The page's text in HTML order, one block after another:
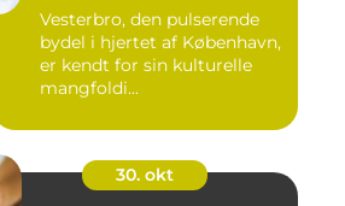
Vesterbro, den pulserende
bydel i hjertet af København,
er kendt for sin kulturelle
mangfoldi...
30. okt